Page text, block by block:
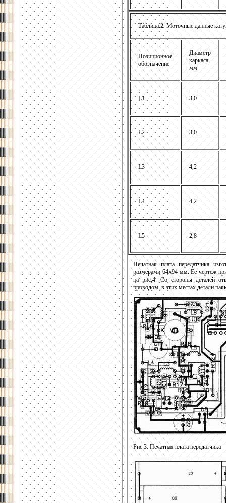
Таблица.2. Моточные данные
Позиционное
обозначение
Диаметр
каркаса,
мм
L1 3,0
L2 3,0
L3 4,2
L4 4,2
L5 2,8
Печатная плата передатчика
размерами 64x94 мм. Ее чертеж
на рис.4. Со стороны деталей
проводом, в этих местах детали
Рис.3. Печатная плата передатчика